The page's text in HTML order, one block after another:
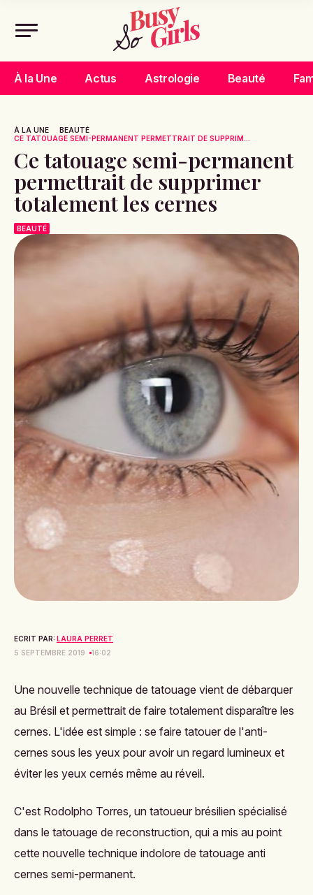
À la Une Actus Astrologie Beauté
À LA UNE
BEAUTÉ
CE TATOUAGE SEMI-PERMANENT PERMETTRAIT DE SUPPRIM...
Ce tatouage semi-permanent
permettrait de supprimer
totalement les cernes
BEAUTÉ
ECRIT PAR: LAURA PERRET
5 SEPTEMBRE 2019
16:02
Une nouvelle technique de tatouage vient de débarquer
au Brésil et permettrait de faire totalement disparaître les
cernes. L'idée est simple : se faire tatouer de l'anti-
cernes sous les yeux pour avoir un regard lumineux et
éviter les yeux cernés même au réveil.
C'est Rodolpho Torres, un tatoueur brésilien spécialisé
dans le tatouage de reconstruction, qui a mis au point
cette nouvelle technique indolore de tatouage anti
cernes semi-permanent.